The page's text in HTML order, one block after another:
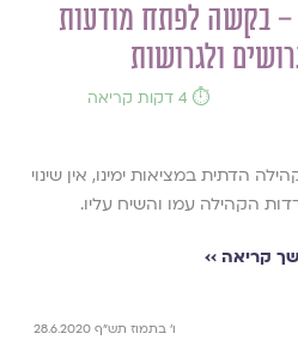
בקשה לפתח מודעות
ולגרושות
⏱️ 4 דקות קריאה
הדתית במציאות ימינו, אין שינוי
הקהילה עמו והשיח עליו.
קריאה ››
ו' בתמוז תש"ף 28.6.2020